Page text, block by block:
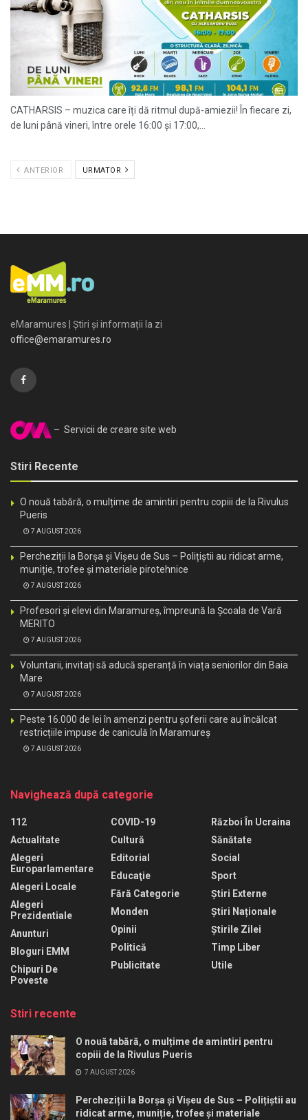
CATHARSIS – muzica care îți dă ritmul după-amiezii! În fiecare zi,
de luni până vineri, între orele 16:00 și 17:00,...
ANTERIOR URMATOR
eMaramures | Știri și informații la zi
office@emaramures.ro
– Servicii de creare site web
Stiri Recente
O nouă tabără, o mulțime de amintiri pentru copiii de la Rivulus
Pueris
7 AUGUST 2026
Percheziții la Borșa și Vișeu de Sus – Polițiștii au ridicat arme,
muniție, trofee și materiale pirotehnice
7 AUGUST 2026
Profesori și elevi din Maramureș, împreună la Școala de Vară
MERITO
7 AUGUST 2026
Voluntarii, invitați să aducă speranță în viața seniorilor din Baia
Mare
7 AUGUST 2026
Peste 16.000 de lei în amenzi pentru șoferii care au încălcat
restricțiile impuse de caniculă în Maramureș
7 AUGUST 2026
Navighează după categorie
112
Actualitate
Alegeri
Europarlamentare
Alegeri Locale
Alegeri
Prezidentiale
Anunturi
Bloguri EMM
Chipuri De
Poveste
COVID-19
Cultură
Editorial
Educaţie
Fără Categorie
Monden
Opinii
Politică
Publicitate
Război În Ucraina
Sănătate
Social
Sport
Știri Externe
Știri Naționale
Știrile Zilei
Timp Liber
Utile
Stiri recente
O nouă tabără, o mulțime de amintiri pentru
copiii de la Rivulus Pueris
7 AUGUST 2026
Percheziții la Borșa și Vișeu de Sus – Polițiștii au
ridicat arme, muniție, trofee și materiale